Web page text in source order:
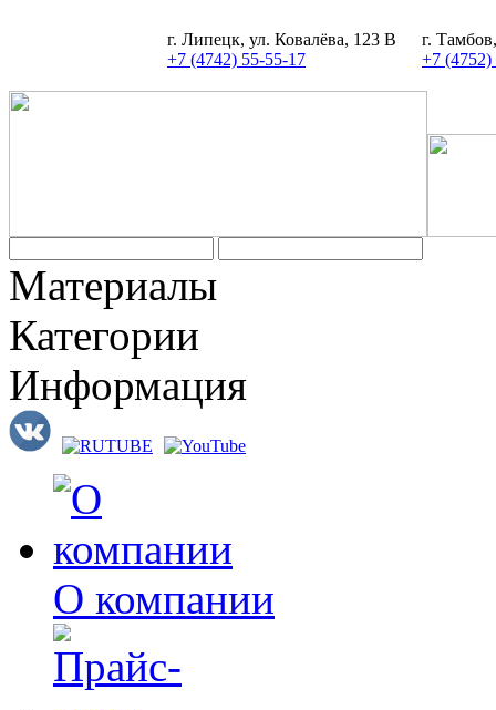
г. Липецк, ул. Ковалёва, 123 В
+7 (4742) 55-55-17
г.
+7 (4752)
Материалы
Категории
Информация
О компании